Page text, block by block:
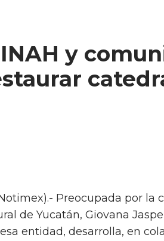
y
Preocupada por la
de Yucatán, Giovana
entidad, desarrolla, en